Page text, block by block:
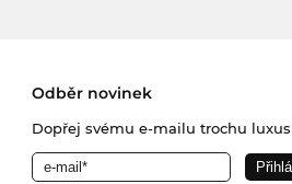
Odběr novinek
Dopřej svému e-mailu trochu